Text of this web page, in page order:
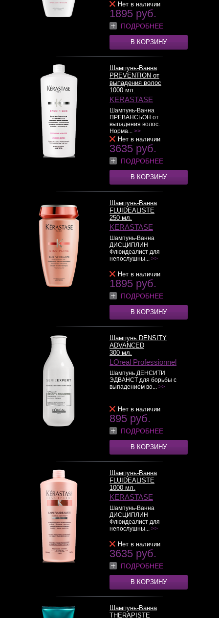
Нет в наличии
1895 руб.
ПОДРОБНЕЕ
В КОРЗИНУ
Шампунь-Ванна
PREVENTION от
выпадения волос
1000 мл.
KERASTASE
Шампунь-Ванна
ПРЕВАНСЬОН от
выпадения волос.
Норма... >>
Нет в наличии
3635 руб.
ПОДРОБНЕЕ
В КОРЗИНУ
Шампунь-Ванна
FLUIDEALISTE
250 мл.
KERASTASE
Шампунь-Ванна
ДИСЦИПЛИН
Флюидеалист для
непослушны... >>
Нет в наличии
1895 руб.
ПОДРОБНЕЕ
В КОРЗИНУ
Шампунь DENSITY
ADVANCED
300 мл.
LOreal Professionnel
Шампунь ДЕНСИТИ
ЭДВАНСТ для борьбы с
выпадением во... >>
Нет в наличии
895 руб.
ПОДРОБНЕЕ
В КОРЗИНУ
Шампунь-Ванна
FLUIDEALISTE
1000 мл.
KERASTASE
Шампунь-Ванна
ДИСЦИПЛИН
Флюидеалист для
непослушны... >>
Нет в наличии
3635 руб.
ПОДРОБНЕЕ
В КОРЗИНУ
Шампунь-Ванна
THERAPISTE